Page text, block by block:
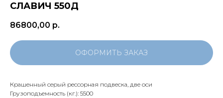
СЛАВИЧ 550Д
86800,00 р.
ОФОРМИТЬ ЗАКАЗ
Крашенный серый рессорная подвеска, две оси
Грузоподъемность (кг.): 5500